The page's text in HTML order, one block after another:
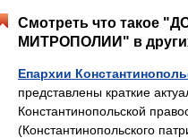
Смотреть что такое
МИТРОПОЛИИ" в
Епархии
представлены краткие
Константинопольской
(Константинопольского